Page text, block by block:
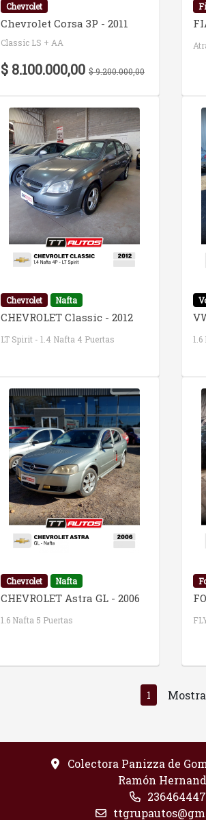
Chevrolet
Chevrolet Corsa 3P - 2011
Classic LS + AA
$ 8.100.000,00 $ 9.200.000,00
Chevrolet Nafta
CHEVROLET Classic - 2012
LT Spirit - 1.4 Nafta 4 Puertas
Chevrolet Nafta
CHEVROLET Astra GL - 2006
1.6 Nafta 5 Puertas
1
Colectora Panizza de
Ramón